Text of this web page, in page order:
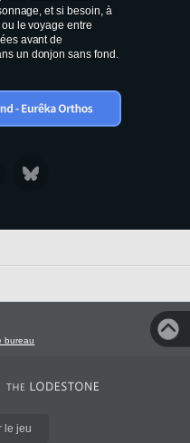
et si besoin, à
le voyage entre
avant de
un donjon sans fond.
bureau
le jeu